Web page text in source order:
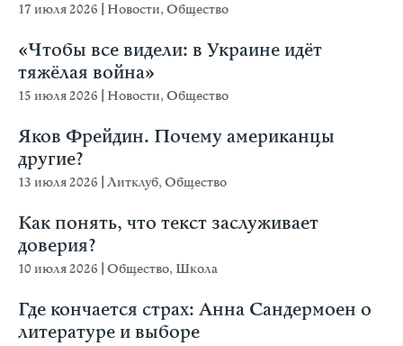
17 июля 2026 Новости,Общество
«Чтобы все видели: в Украине идёт
тяжёлая война»
15 июля 2026 Новости,Общество
Яков Фрейдин. Почему американцы
другие?
13 июля 2026 Литклуб,Общество
Как понять, что текст заслуживает
доверия?
10 июля 2026 Общество, Школа
Где кончается страх: Анна Сандермоен о
литературе и выборе